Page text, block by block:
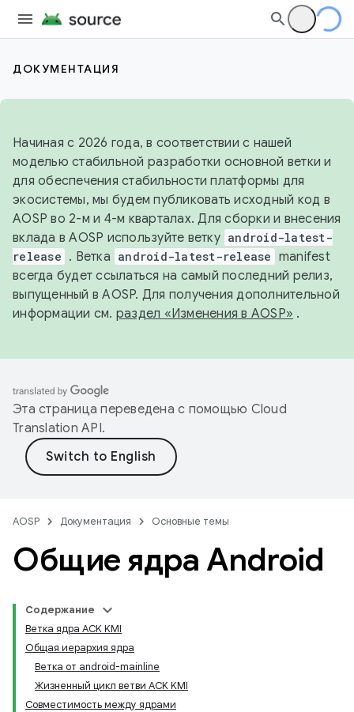
ДОКУМЕНТАЦИЯ
Начиная с 2026 года, в соответствии с нашей
моделью стабильной разработки основной ветки и
для обеспечения стабильности платформы для
экосистемы, мы будем публиковать исходный код в
AOSP во 2-м и 4-м кварталах. Для сборки и внесения
вклада в AOSP используйте ветку android-latest-
release . Ветка android-latest-release manifest
всегда будет ссылаться на самый последний релиз,
выпущенный в AOSP. Для получения дополнительной
информации см. раздел «Изменения в AOSP» .
Эта страница переведена с помощью Cloud
Translation API.
AOSP Документация Основные темы
Общие ядра Android
Содержание
Ветка ядра ACK KMI
Общая иерархия ядра
Ветка от android-mainline
Жизненный цикл ветви ACK KMI
Совместимость между ядрами